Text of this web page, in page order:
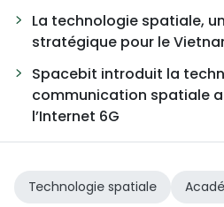
La technologie spatiale,
stratégique pour le
Spacebit introduit la
communication spatiale
l’Internet 6G
Technologie spatiale